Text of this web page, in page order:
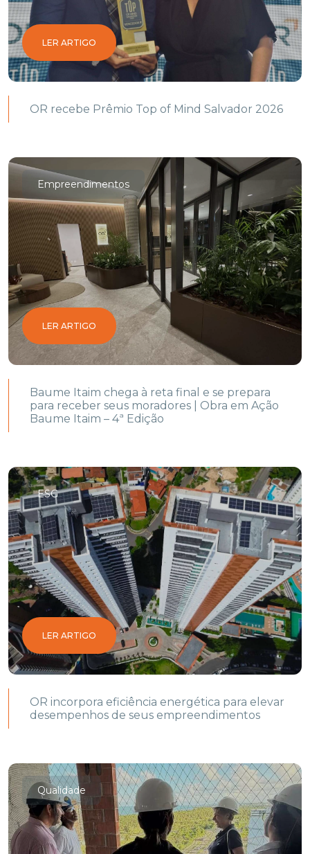
LER ARTIGO
OR recebe Prêmio Top of Mind Salvador 2026
Empreendimentos
LER ARTIGO
Baume Itaim chega à reta final e se prepara
para receber seus moradores | Obra em Ação
Baume Itaim – 4ª Edição
ESG
LER ARTIGO
OR incorpora eficiência energética para elevar
desempenhos de seus empreendimentos
Qualidade